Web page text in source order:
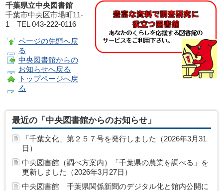
千葉県立中央図書館
千葉市中央区市場町11-
1 TEL 043-222-0116
ページの先頭へ戻
る
中央図書館からの
お知らせへ戻る
トップページへ戻
る
最近の「中央図書館からのお知らせ」
「千葉文化」第２５７号を発行しました（2026年3月31
日）
中央図書館（調べ方案内）「千葉県の農業を調べる」を
更新しました（2026年3月27日）
中央図書館 千葉県関係新聞のデジタル化と館内公開に